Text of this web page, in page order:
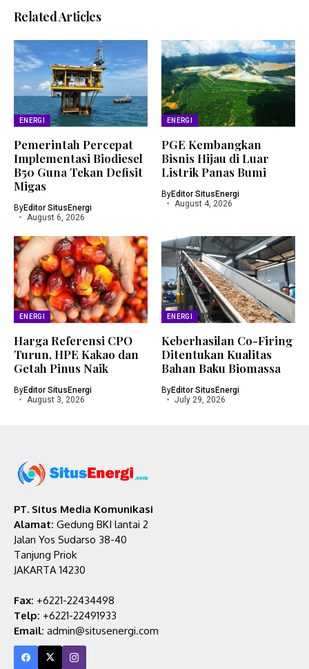
Related Articles
ENERGI
Pemerintah Percepat
Implementasi Biodiesel
B50 Guna Tekan Defisit
Migas
ByEditor SitusEnergi
August 6, 2026
ENERGI
PGE Kembangkan
Bisnis Hijau di Luar
Listrik Panas Bumi
ByEditor SitusEnergi
August 4, 2026
ENERGI
Harga Referensi CPO
Turun, HPE Kakao dan
Getah Pinus Naik
ByEditor SitusEnergi
August 3, 2026
ENERGI
Keberhasilan Co-Firing
Ditentukan Kualitas
Bahan Baku Biomassa
ByEditor SitusEnergi
July 29, 2026
PT. Situs Media Komunikasi
Alamat: Gedung BKI lantai 2
Jalan Yos Sudarso 38-40
Tanjung Priok
JAKARTA 14230
Fax: +6221-22434498
Telp: +6221-22491933
Email: admin@situsenergi.com